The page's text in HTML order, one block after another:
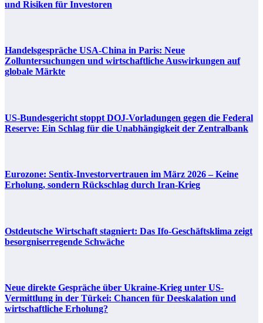
und Risiken für Investoren
Handelsgespräche USA-China in Paris: Neue
Zolluntersuchungen und wirtschaftliche Auswirkungen auf
globale Märkte
US-Bundesgericht stoppt DOJ-Vorladungen gegen die Federal
Reserve: Ein Schlag für die Unabhängigkeit der Zentralbank
Eurozone: Sentix-Investorvertrauen im März 2026 – Keine
Erholung, sondern Rückschlag durch Iran-Krieg
Ostdeutsche Wirtschaft stagniert: Das Ifo-Geschäftsklima zeigt
besorgniserregende Schwäche
Neue direkte Gespräche über Ukraine-Krieg unter US-
Vermittlung in der Türkei: Chancen für Deeskalation und
wirtschaftliche Erholung?